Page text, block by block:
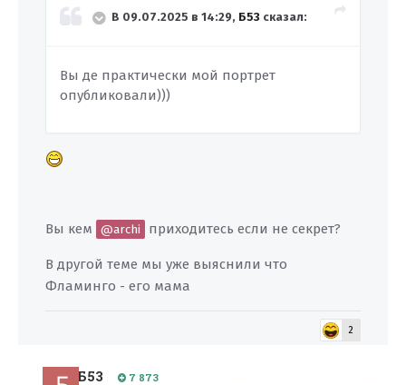
В 09.07.2025 в 14:29, Б53 сказал:
Вы де практически мой портрет
опубликовали)))
Вы кем @archi приходитесь если не секрет?
В другой теме мы уже выяснили что
Фламинго - его мама
2
Б53 7 873